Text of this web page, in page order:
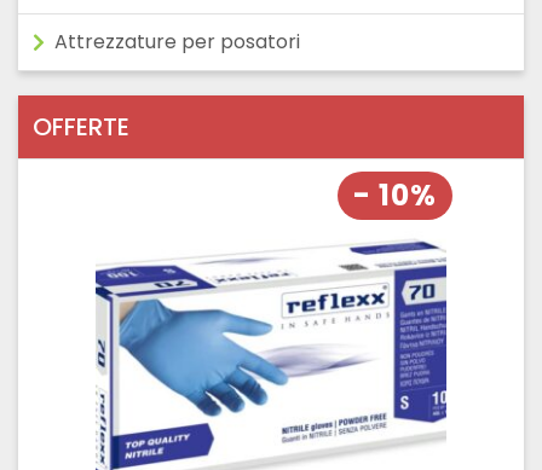
Attrezzature per posatori
OFFERTE
- 10%